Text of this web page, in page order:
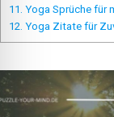
11. Yoga Sprüche für
12. Yoga Zitate für